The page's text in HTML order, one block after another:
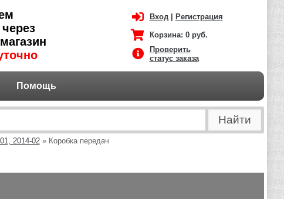
Вход| Регистрация
Корзина: 0 руб.
Проверить
статус заказа
Помощь
2014-02» Коробка передач